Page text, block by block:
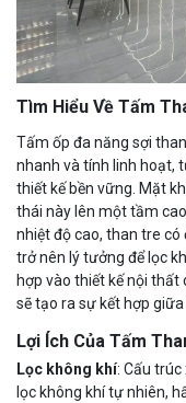
Tìm Hiểu Về Tấm
Tấm ốp đa năng sợi
nhanh và tính linh hoạt,
thiết kế bền vững. Mặt
thái này lên một tầm
nhiệt độ cao, than tre có
trở nên lý tưởng để lọc
hợp vào thiết kế nội
sẽ tạo ra sự kết hợp
Lợi Ích Của Tấm
Lọc không khí: Cấu
lọc không khí tự nhiên,